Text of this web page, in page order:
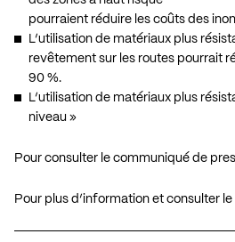
pourraient réduire les coûts des
L’utilisation de matériaux plus
revêtement sur les routes pourrait
90 %.
L’utilisation de matériaux plus
niveau »
Pour consulter le communiqué de
Pour plus d’information et consulter